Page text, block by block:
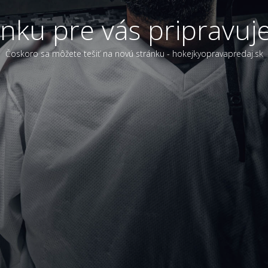
pre vás
Čoskoro sa môžete tešiť na novú stránku - hokejkyopravapredaj.sk